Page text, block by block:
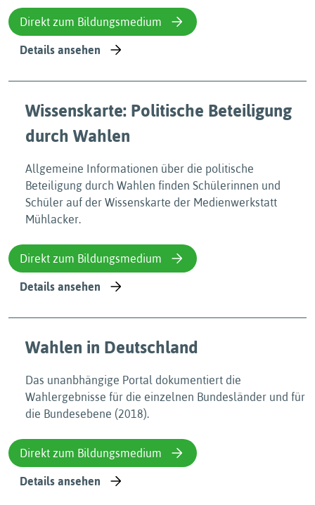
Direkt zum Bildungsmedium
Details ansehen
Wissenskarte: Politische Beteiligung
durch Wahlen
Allgemeine Informationen über die politische
Beteiligung durch Wahlen finden Schülerinnen und
Schüler auf der Wissenskarte der Medienwerkstatt
Mühlacker.
Direkt zum Bildungsmedium
Details ansehen
Wahlen in Deutschland
Das unanbhängige Portal dokumentiert die
Wahlergebnisse für die einzelnen Bundesländer und für
die Bundesebene (2018).
Direkt zum Bildungsmedium
Details ansehen